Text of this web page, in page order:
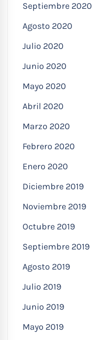
Septiembre 2020
Agosto 2020
Julio 2020
Junio 2020
Mayo 2020
Abril 2020
Marzo 2020
Febrero 2020
Enero 2020
Diciembre 2019
Noviembre 2019
Octubre 2019
Septiembre 2019
Agosto 2019
Julio 2019
Junio 2019
Mayo 2019